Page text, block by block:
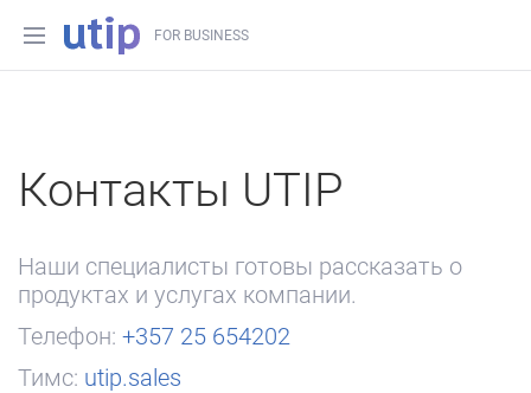
FOR BUSINESS
Контакты UTIP
Наши специалисты готовы рассказать о
продуктах и услугах компании.
Телефон: +357 25 654202
Тимс: utip.sales